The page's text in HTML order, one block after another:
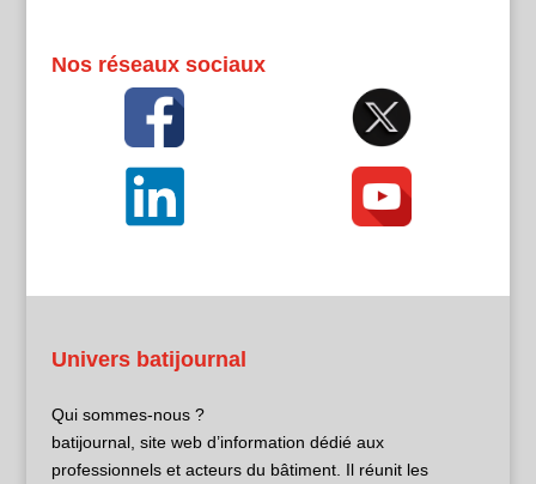
Nos réseaux sociaux
Univers batijournal
Qui sommes-nous ?
batijournal, site web d’information dédié aux
professionnels et acteurs du bâtiment. Il réunit les